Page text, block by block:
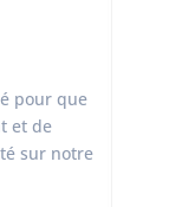
pour que
et de
sur notre